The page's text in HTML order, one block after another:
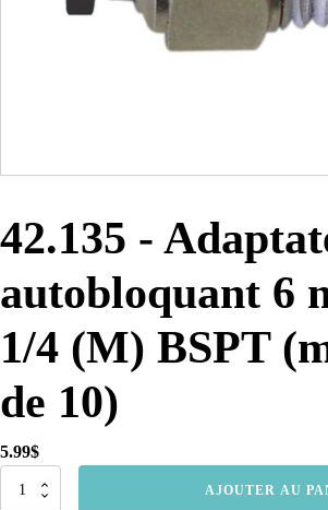
42.135 -
autobloquant 6
1/4 (M) BSPT
de 10)
5.99$
quantité
AJOUTER AU